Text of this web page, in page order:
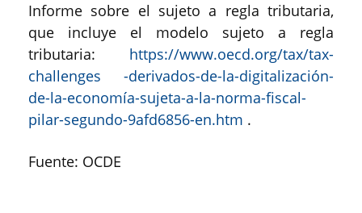
Informe sobre el sujeto a regla tributaria,
que incluye el modelo sujeto a regla
tributaria: https://www.oecd.org/tax/tax-
challenges -derivados-de-la-digitalización-
de-la-economía-sujeta-a-la-norma-fiscal-
pilar-segundo-9afd6856-en.htm .
Fuente: OCDE